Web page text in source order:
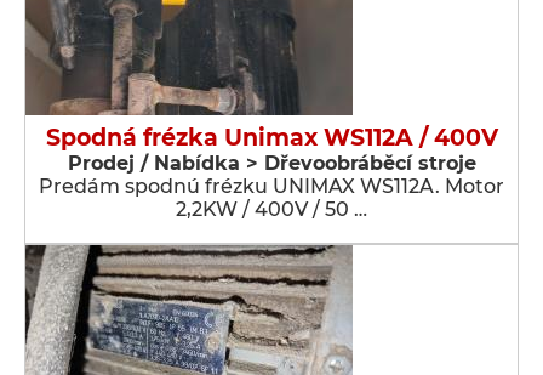
Spodná frézka Unimax WS112A / 400V
Prodej / Nabídka > Dřevoobráběcí stroje
Predám spodnú frézku UNIMAX WS112A. Motor
2,2KW / 400V / 50 …